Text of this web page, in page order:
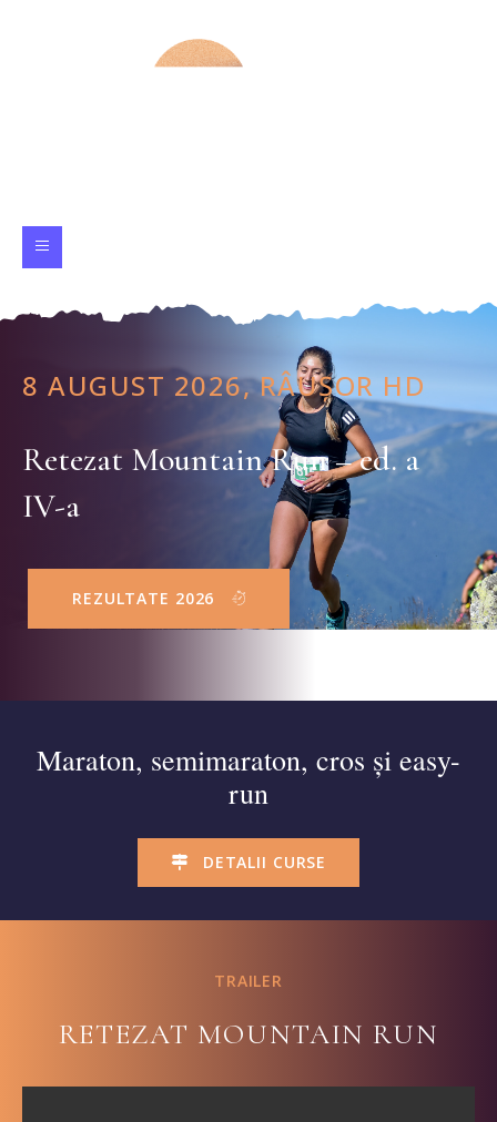
8 AUGUST 2026, RÂUȘOR HD
Retezat Mountain Run – ed. a
IV-a
REZULTATE 2026
Maraton, semimaraton, cros și easy-
run
DETALII CURSE
TRAILER
RETEZAT MOUNTAIN RUN